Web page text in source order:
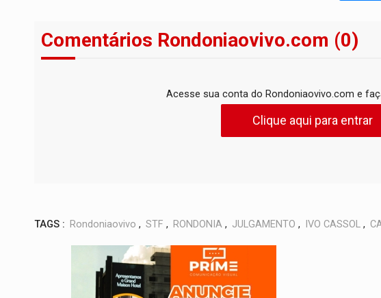
Comentários Rondoniaovivo.com (0)
Acesse sua conta do Rondoniaovivo.com e
Clique aqui para entrar
TAGS : Rondoniaovivo , STF , RONDONIA , JULGAMENTO , IVO CASSOL ,